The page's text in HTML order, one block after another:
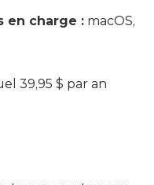
en charge : macOS,
39,95 $ par an